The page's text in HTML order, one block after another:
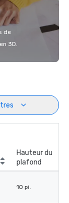
de
3D.
Hauteur du
plafond
10 pi.